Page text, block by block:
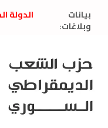
بيانات
وبلاغات:
الدولة
العام
بلاغ
2026
الحرب
في
السوري